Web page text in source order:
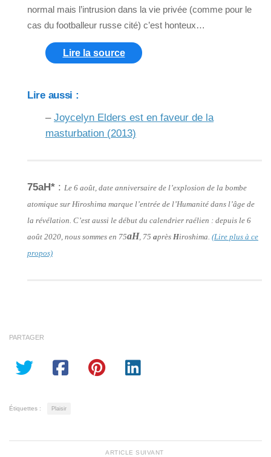
normal mais l’intrusion dans la vie privée (comme pour le
cas du footballeur russe cité) c’est honteux…
Lire la source
Lire aussi :
– Joycelyn Elders est en faveur de la
masturbation (2013)
75aH* : Le 6 août, date anniversaire de l’explosion de la bombe
atomique sur Hiroshima marque l’entrée de l’Humanité dans l’âge de
la révélation. C’est aussi le début du calendrier raélien : depuis le 6
août 2020, nous sommes en 75aH, 75 après Hiroshima. (Lire plus à ce
propos)
PARTAGER
Étiquettes : Plaisir
ARTICLE SUIVANT